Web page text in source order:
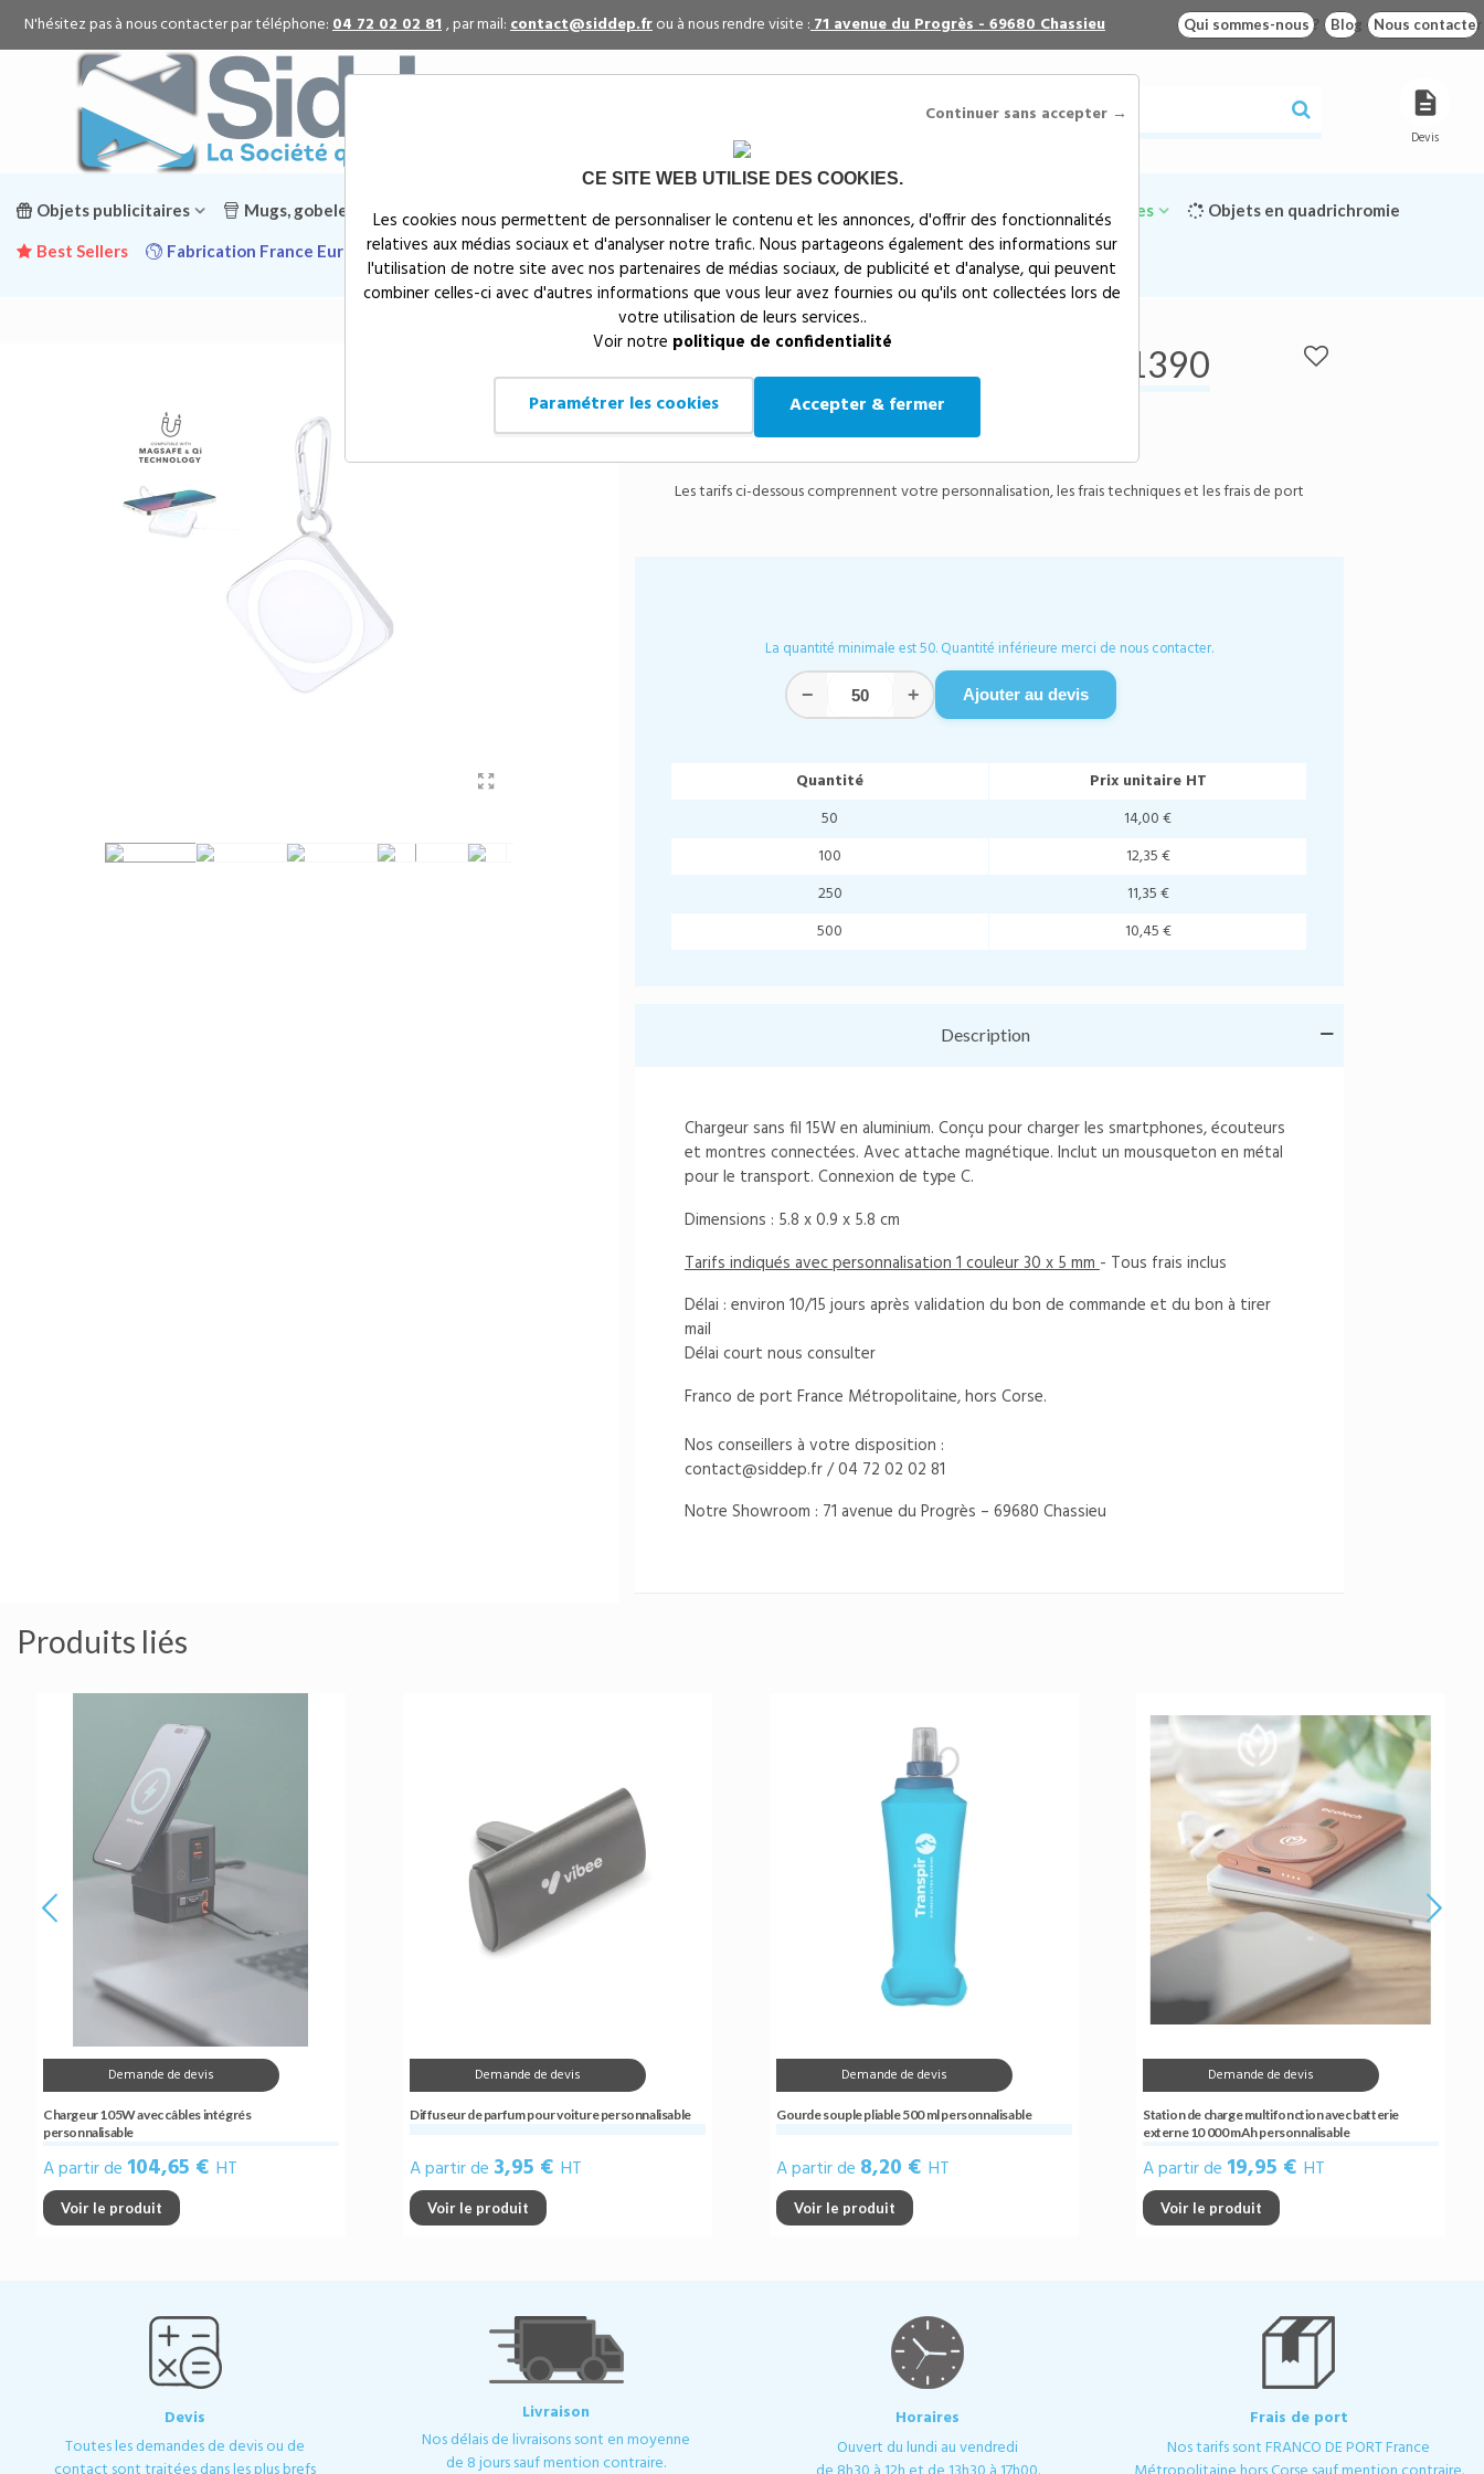
Continuer sans accepter →
CE SITE WEB UTILISE DES COOKIES.
Les cookies nous permettent de personnaliser le contenu et les annonces, d'offrir des fonctionnalités
relatives aux médias sociaux et d'analyser notre trafic. Nous partageons également des informations sur
l'utilisation de notre site avec nos partenaires de médias sociaux, de publicité et d'analyse, qui peuvent
combiner celles-ci avec d'autres informations que vous leur avez fournies ou qu'ils ont collectées lors de
votre utilisation de leurs services..
Voir notre politique de confidentialité
Paramétrer les cookies Accepter & fermer
N'hésitez pas à nous contacter par téléphone:04 72 02 02 81, par mail:contact@siddep.frou à nous rendre visite :71 avenue du Progrès - 69680 Chassieu Qui sommes-nous ? Blog Nous contacter
Devis
Objets publicitaires Mugs, gobelets & gourdes publicitaires Par événement Textiles publicitaires Goodies écologiques Objets en quadrichromie
Best Sellers Fabrication France Europe Promotions
Siddep > Objets publicitaires > CHARGEUR HIDMON - 21390
CHARGEUR HIDMON - 21390
Les tarifs ci-dessous comprennent votre personnalisation, les frais techniques et les frais de port
La quantité minimale est 50. Quantité inférieure merci de nous contacter.
− + Ajouter au devis
Quantité
Prix unitaire HT
50
14,00 €
100
12,35 €
250
11,35 €
500
10,45 €
Description
Chargeur sans fil 15W en aluminium. Conçu pour charger les smartphones, écouteurs
et montres connectées. Avec attache magnétique. Inclut un mousqueton en métal
pour le transport. Connexion de type C.
Dimensions : 5.8 x 0.9 x 5.8 cm
Tarifs indiqués avec personnalisation 1 couleur 30 x 5 mm- Tous frais inclus
Délai : environ 10/15 jours après validation du bon de commande et du bon à tirer
mail
Délai court nous consulter
Franco de port France Métropolitaine, hors Corse.
Nos conseillers à votre disposition :
contact@siddep.fr/ 04 72 02 02 81
Notre Showroom : 71 avenue du Progrès – 69680 Chassieu
Produits liés
Demande de devis
Chargeur 105W avec câbles intégrés
personnalisable
A partir de 104,65 € HT
Voir le produit
Demande de devis
Diffuseur de parfum pour voiture personnalisable
A partir de 3,95 € HT
Voir le produit
Demande de devis
Gourde souple pliable 500 ml personnalisable
A partir de 8,20 € HT
Voir le produit
Demande de devis
Station de charge multifonction avec batterie
externe 10 000 mAh personnalisable
A partir de 19,95 € HT
Voir le produit
Devis
Toutes les demandes de devis ou de
Livraison
Nos délais de livraisons sont en moyenne
de 8 jours sauf mention contraire.
Horaires
Ouvert du lundi au vendredi
Frais de port
Nos tarifs sont FRANCO DE PORT France